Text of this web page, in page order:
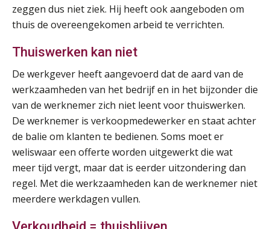
zeggen dus niet ziek. Hij heeft ook aangeboden om
thuis de overeengekomen arbeid te verrichten.
Thuiswerken kan niet
De werkgever heeft aangevoerd dat de aard van de
werkzaamheden van het bedrijf en in het bijzonder die
van de werknemer zich niet leent voor thuiswerken.
De werknemer is verkoopmedewerker en staat achter
de balie om klanten te bedienen. Soms moet er
weliswaar een offerte worden uitgewerkt die wat
meer tijd vergt, maar dat is eerder uitzondering dan
regel. Met die werkzaamheden kan de werknemer niet
meerdere werkdagen vullen.
07